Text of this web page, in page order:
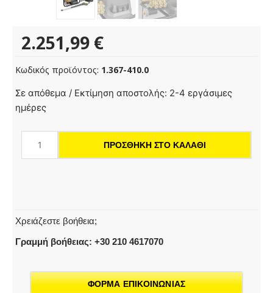
2.251,99 €
Κωδικός προϊόντος: 1.367-410.0
Σε απόθεμα / Εκτίμηση αποστολής: 2-4 εργάσιμες
ημέρες
HD
9/20-
υψηλής
πίεσης
ΠΡΟΣΘΉΚΗ ΣΤΟ ΚΑΛΆΘΙ
Χρειάζεστε βοήθεια;
Γραμμή βοήθειας: +30 210 4617070
ΦΟΡΜΑ ΕΠΙΚΟΙΝΩΝΙΑΣ